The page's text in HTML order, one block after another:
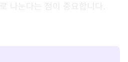
나눈다는 점이 중요합니다.